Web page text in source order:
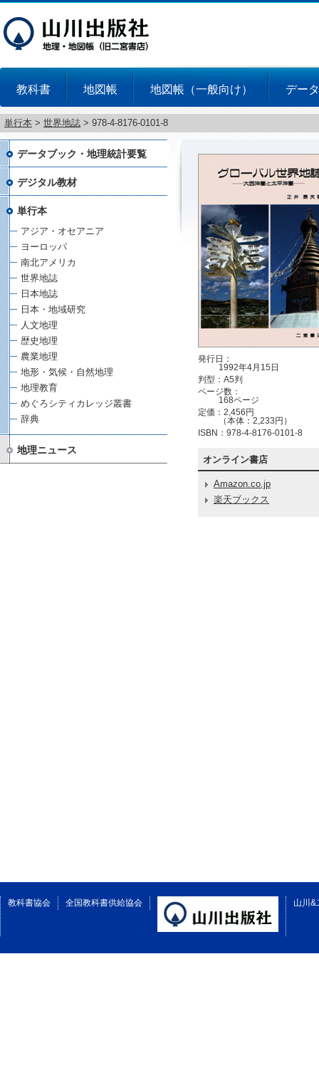
教科書 地図帳 地図帳（一般向け） デー
単行本 > 世界地誌 > 978-4-8176-0101-8
発行日：
1992年4月15日
判型：A5判
ページ数：
168ページ
定価：2,456円
（本体：2,233円）
ISBN：978-4-8176-0101-8
オンライン書店
Amazon.co.jp
楽天ブックス
データブック・地理統計要覧
デジタル教材
単行本
アジア・オセアニア
ヨーロッパ
南北アメリカ
世界地誌
日本地誌
日本・地域研究
人文地理
歴史地理
農業地理
地形・気候・自然地理
地理教育
めぐろシティカレッジ叢書
辞典
地理ニュース
教科書協会 全国教科書供給協会 山川&